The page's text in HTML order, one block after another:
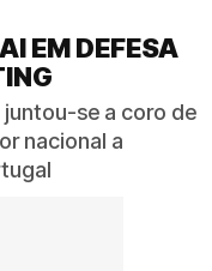
EM DEFESA
se a coro de
nacional a